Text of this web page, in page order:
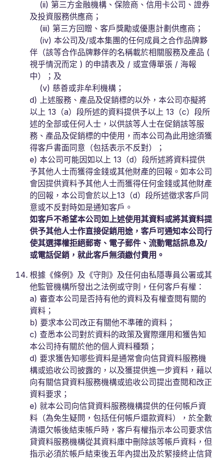
(ii) 第三方金融機構、保險商、信用卡公司、證券
及投資服務供應商；
(iii) 第三方回贈、客戶獎勵或優惠計劃供應商；
(iv) 本公司及/或本集團的任何成員之合作品牌夥
伴（該等合作品牌夥伴的名稱載於相關服務及產品 (
視乎情況而定 ) 的申請表及 / 或宣傳單張 / 海報
中）；及
(v) 慈善或非牟利機構；
d) 上述服務、產品及促銷標的以外，本公司亦擬將
以上 13（a）段所述的資料提供予以上 13（c）段所
述的全部或任何人士，以供該等人士在促銷該等服
務、產品及促銷標的中使用，而本公司為此用途須獲
得客戶書面同意（包括表示不反對）；
e) 本公司可能因如以上 13（d）段所述將資料提供
予其他人士而獲得金錢或其他財產的回報。如本公司
會因提供資料予其他人士而獲得任何金錢或其他財產
的回報，本公司會於以上13（d）段所述徵求客戶同
意或不反對時如是通知客戶。
如客戶不希望本公司如上述使用其資料或將其資料提
供予其他人士作直接促銷用途，客戶可通知本公司行
使其選擇權拒絕郵寄、電子郵件、流動電話訊息及/
或電話促銷，就此客戶無須繳付費用。
根據《條例》及《守則》及任何由私隱專員公署或其
他監管機構所發出之法例或守則，任何客戶有權：
a) 審查本公司是否持有他的資料及有權查閱有關的
資料；
b) 要求本公司改正有關他不準確的資料；
c) 查悉本公司對於資料的政策及實際運用和獲告知
本公司持有關於他的個人資料種類；
d) 要求獲告知哪些資料是通常會向信貸資料服務機
構或追收公司披露的，以及獲提供進一步資料，藉以
向有關信貸資料服務機構或追收公司提出查閱和改正
資料要求；
e) 就本公司向信貸資料服務機構提供的任何帳戶資
料（為免生疑問，包括任何帳戶還款資料），於全數
清還欠帳後結束帳戶時，客戶有權指示本公司要求信
貸資料服務機構從其資料庫中刪除該等帳戶資料，但
指示必須於帳戶結束後五年內提出及於緊接終止信貸